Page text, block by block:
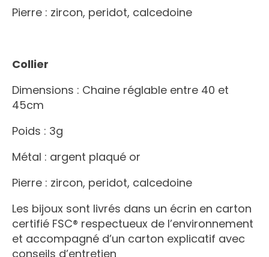
Pierre : zircon, peridot, calcedoine
Collier
Dimensions : Chaine réglable entre 40 et
45cm
Poids : 3g
Métal : argent plaqué or
Pierre : zircon, peridot, calcedoine
Les bijoux sont livrés dans un écrin en carton
certifié FSC® respectueux de l’environnement
et accompagné d’un carton explicatif avec
conseils d’entretien